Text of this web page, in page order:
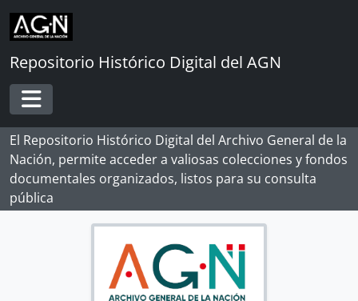
Skip to main content
Repositorio Histórico Digital del AGN
Toggle navigation
El Repositorio Histórico Digital del Archivo General de la
Nación, permite acceder a valiosas colecciones y fondos
documentales organizados, listos para su consulta
pública
[Record group] ARCHIVO HISTÓRICO
[Agrupación documental] PROTOCOLOS NOTARIALES
[Agrupación documental] COLECCIONES
[Colección] ALBERTO ROSAS SILES
[Colección] ANGÉLICA PALMA
[Colección] DOCUMENTOS DE LA INDEPENDENCIA DEL PERÚ EN EL AGI
[Colección] JORGE ORTIZ SOTELO
[Colección] MISCELÁNEA